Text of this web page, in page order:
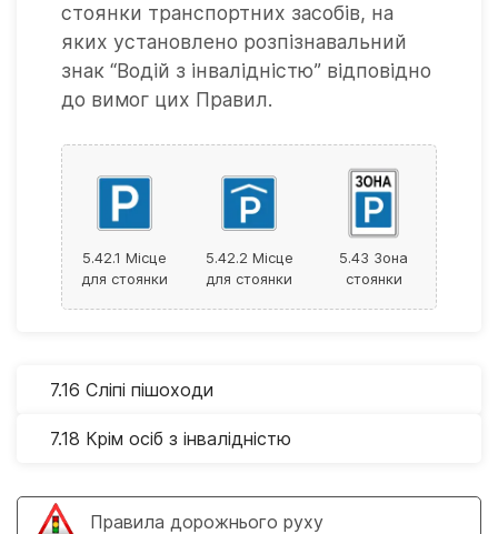
стоянки транспортних засобів, на
яких установлено розпізнавальний
знак “Водій з інвалідністю” відповідно
до вимог цих Правил.
5.42.1 Місце
для стоянки
5.42.2 Місце
для стоянки
5.43 Зона
стоянки
7.16 Сліпі пішоходи
7.18 Крім осіб з інвалідністю
Правила дорожнього руху